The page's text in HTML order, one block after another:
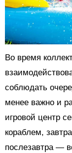
Во время
соблюдать
менее важно и
игровой центр
кораблем,
послезавтра —